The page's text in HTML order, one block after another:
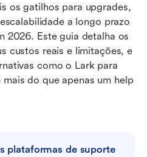
os gatilhos para upgrades,
a longo prazo
2026. Este guia detalha os
custos reais e limitações, e
como o Lark para
do que apenas um help
plataformas de suporte